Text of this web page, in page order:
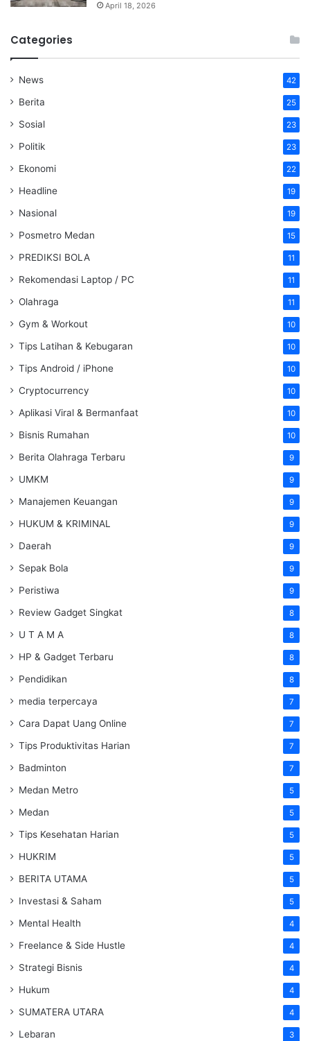
April 18, 2026
Categories
News 42
Berita 25
Sosial 23
Politik 23
Ekonomi 22
Headline 19
Nasional 19
Posmetro Medan 15
PREDIKSI BOLA 11
Rekomendasi Laptop / PC 11
Olahraga 11
Gym & Workout 10
Tips Latihan & Kebugaran 10
Tips Android / iPhone 10
Cryptocurrency 10
Aplikasi Viral & Bermanfaat 10
Bisnis Rumahan 10
Berita Olahraga Terbaru 9
UMKM 9
Manajemen Keuangan 9
HUKUM & KRIMINAL 9
Daerah 9
Sepak Bola 9
Peristiwa 9
Review Gadget Singkat 8
U T A M A 8
HP & Gadget Terbaru 8
Pendidikan 8
media terpercaya 7
Cara Dapat Uang Online 7
Tips Produktivitas Harian 7
Badminton 7
Medan Metro 5
Medan 5
Tips Kesehatan Harian 5
HUKRIM 5
BERITA UTAMA 5
Investasi & Saham 5
Mental Health 4
Freelance & Side Hustle 4
Strategi Bisnis 4
Hukum 4
SUMATERA UTARA 4
Lebaran 3